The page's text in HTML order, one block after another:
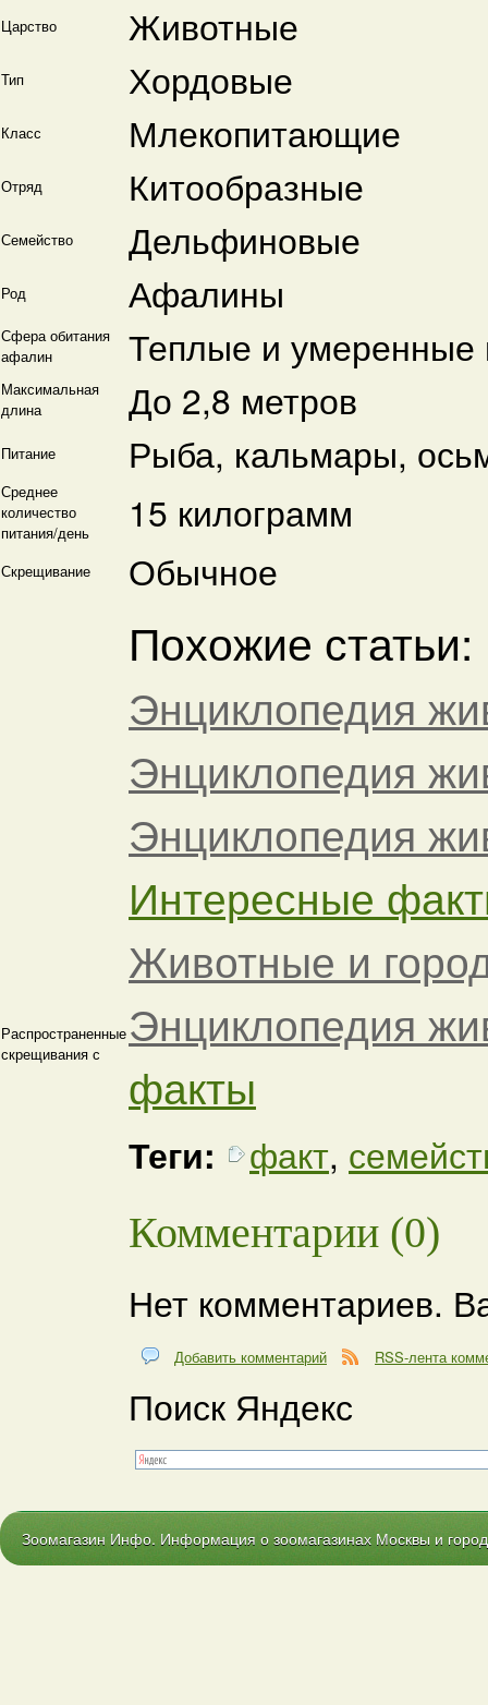
Царство Животные
Тип Хордовые
Класс Млекопитающие
Отряд Китообразные
Семейство Дельфиновые
Род Афалины
Сфера обитания
афалин
Теплые и
Максимальная
длина
До 2,8 метров
Питание Рыба, кальмары,
Среднее
количество
питания/день
15 килограмм
Скрещивание Обычное
Распространенные
скрещивания с
Похожие статьи:
Энциклопедия
Энциклопедия
Энциклопедия
Интересные
Животные и
Энциклопедия
факты
Теги: факт,
Комментарии (0)
Нет комментариев.
Добавить комментарий RSS-лента
Поиск Яндекс
Зоомагазин Инфо. Информация о зоомагазинах Москвы и